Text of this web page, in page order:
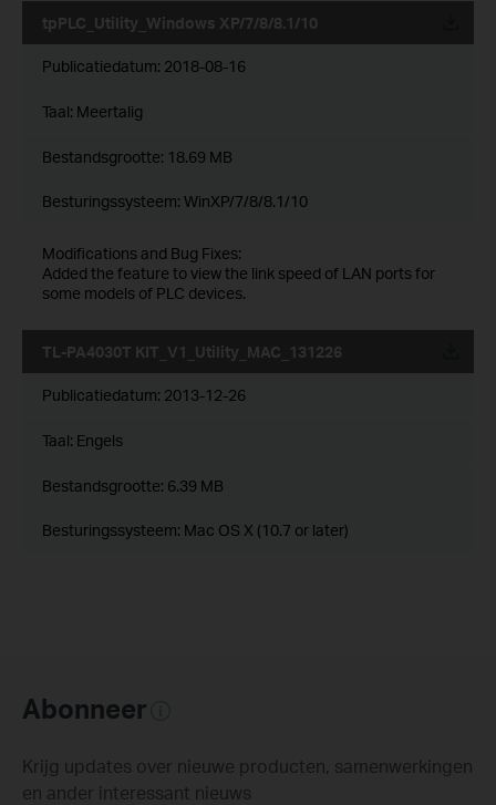
tpPLC_Utility_Windows XP/7/8/8.1/10
Publicatiedatum: 2018-08-16
Taal: Meertalig
Bestandsgrootte: 18.69 MB
Besturingssysteem: WinXP/7/8/8.1/10
Modifications and Bug Fixes:
Added the feature to view the link speed of LAN ports for
some models of PLC devices.
TL-PA4030T KIT_V1_Utility_MAC_131226
Publicatiedatum: 2013-12-26
Taal: Engels
Bestandsgrootte: 6.39 MB
Besturingssysteem: Mac OS X (10.7 or later)
Abonneer
Krijg updates over nieuwe producten, samenwerkingen
en ander interessant nieuws